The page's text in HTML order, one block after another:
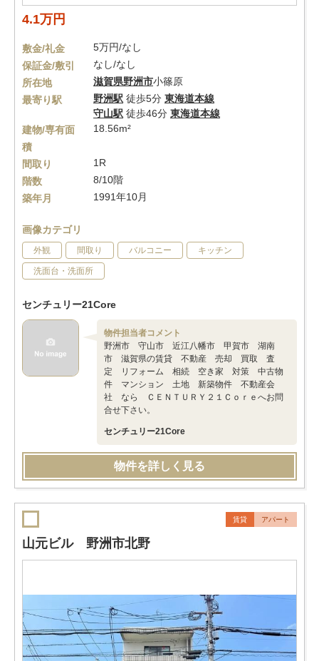
4.1万円
敷金/礼金
5万円/なし
保証金/敷引
なし/なし
所在地
滋賀県野洲市小篠原
最寄り駅
野洲駅 徒歩5分 東海道本線
守山駅 徒歩46分 東海道本線
建物/専有面
積
18.56m²
間取り
1R
階数
8/10階
築年月
1991年10月
画像カテゴリ
外観 間取り バルコニー キッチン
洗面台・洗面所
センチュリー21Core
物件担当者コメント
野洲市 守山市 近江八幡市 甲賀市 湖南
市 滋賀県の賃貸 不動産 売却 買取 査
定 リフォーム 相続 空き家 対策 中古物
件 マンション 土地 新築物件 不動産会
社 なら ＣＥＮＴＵＲＹ２１Ｃｏｒｅへお問
合せ下さい。
センチュリー21Core
物件を詳しく見る
賃貸 アパート
山元ビル 野洲市北野